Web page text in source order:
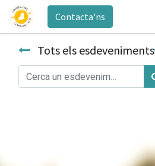
Contacta'ns
Tots els esdeveniments